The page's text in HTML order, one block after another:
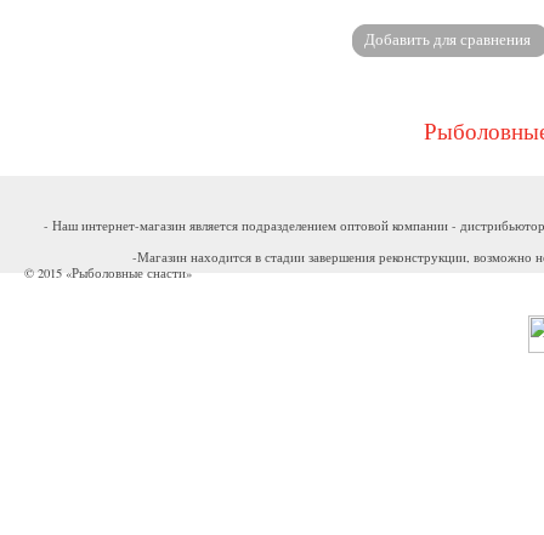
- Наш интернет-магазин является подразделением оптовой компании -
-Магазин находится в стадии завершения реконструкции, возможно
© 2015 «Рыболовные снасти»